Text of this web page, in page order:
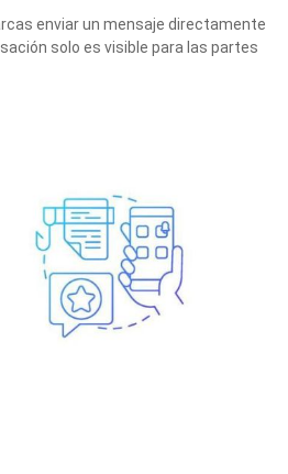
enviar un mensaje directamente
solo es visible para las partes